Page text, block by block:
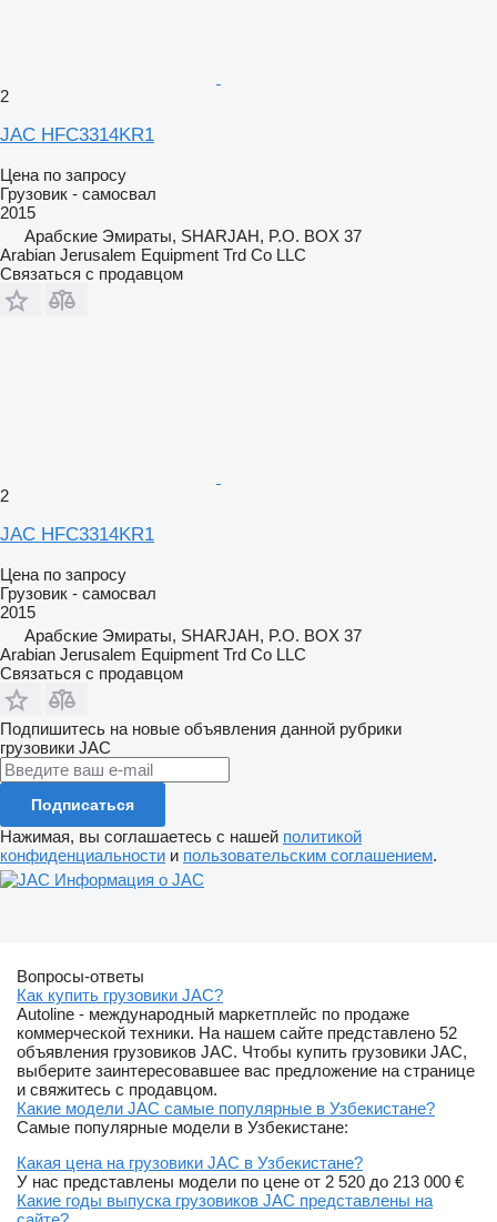
2
JAC HFC3314KR1
Цена по запросу
Грузовик - самосвал
2015
Арабские Эмираты, SHARJAH, P.O. BOX 37
Arabian Jerusalem Equipment Trd Co LLC
Связаться с продавцом
2
JAC HFC3314KR1
Цена по запросу
Грузовик - самосвал
2015
Арабские Эмираты, SHARJAH, P.O. BOX 37
Arabian Jerusalem Equipment Trd Co LLC
Связаться с продавцом
Подпишитесь на новые объявления данной рубрики
грузовики JAC
Подписаться
Нажимая, вы соглашаетесь с нашей политикой
конфиденциальности и пользовательским соглашением.
Информация о JAC
Вопросы-ответы
Как купить грузовики JAC?
Autoline - международный маркетплейс по продаже
коммерческой техники. На нашем сайте представлено 52
объявления грузовиков JAC. Чтобы купить грузовики JAC,
выберите заинтересовавшее вас предложение на странице
и свяжитесь с продавцом.
Какие модели JAC самые популярные в Узбекистане?
Самые популярные модели в Узбекистане:
Какая цена на грузовики JAC в Узбекистане?
У нас представлены модели по цене от 2 520 до 213 000 €
Какие годы выпуска грузовиков JAC представлены на